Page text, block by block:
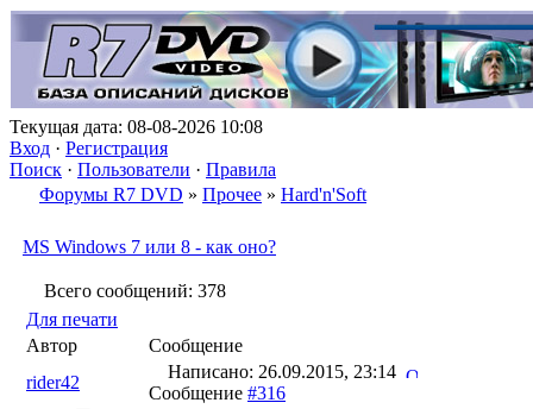
Текущая дата: 08-08-2026 10:08
Вход · Регистрация
Поиск · Пользователи · Правила
Форумы R7 DVD » Прочее » Hard'n'Soft
MS Windows 7 или 8 - как оно?
Всего сообщений: 378
Для печати
Автор
Сообщение
rider42
Написано: 26.09.2015, 23:14
Сообщение #316